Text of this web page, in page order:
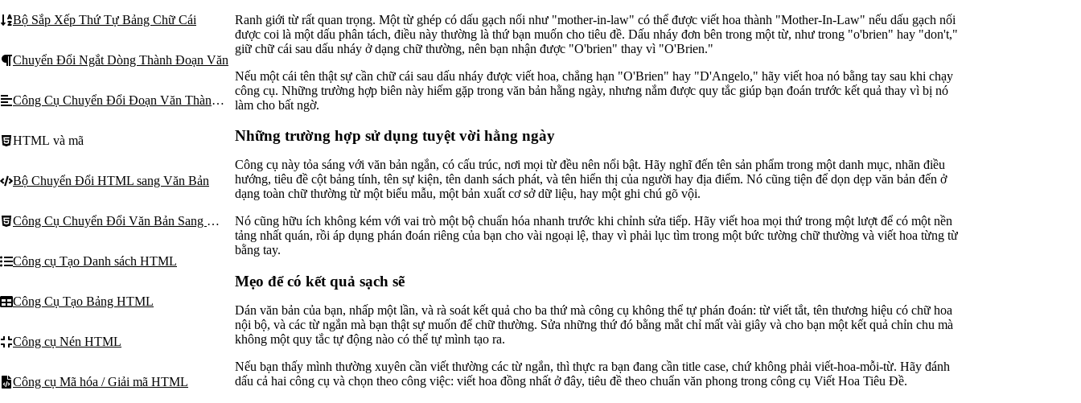
Bộ Sắp Xếp Thứ Tự Bảng Chữ Cái
Chuyển Đổi Ngắt Dòng Thành Đoạn Văn
Công Cụ Chuyển Đổi Đoạn Văn Thành Một Dòng
HTML và mã
Bộ Chuyển Đổi HTML sang Văn Bản
Công Cụ Chuyển Đổi Văn Bản Sang HTML
Công cụ Tạo Danh sách HTML
Công Cụ Tạo Bảng HTML
Công cụ Nén HTML
Công cụ Mã hóa / Giải mã HTML
Ranh giới từ rất quan trọng. Một từ ghép có dấu gạch nối như "mother-in-law" có thể được viết hoa thành "Mother-In-Law" nếu dấu gạch nối
được coi là một dấu phân tách, điều này thường là thứ bạn muốn cho tiêu đề. Dấu nháy đơn bên trong một từ, như trong "o'brien" hay "don't,"
giữ chữ cái sau dấu nháy ở dạng chữ thường, nên bạn nhận được "O'brien" thay vì "O'Brien."
Nếu một cái tên thật sự cần chữ cái sau dấu nháy được viết hoa, chẳng hạn "O'Brien" hay "D'Angelo," hãy viết hoa nó bằng tay sau khi chạy
công cụ. Những trường hợp biên này hiếm gặp trong văn bản hằng ngày, nhưng nắm được quy tắc giúp bạn đoán trước kết quả thay vì bị nó
làm cho bất ngờ.
Những trường hợp sử dụng tuyệt vời hằng ngày
Công cụ này tỏa sáng với văn bản ngắn, có cấu trúc, nơi mọi từ đều nên nổi bật. Hãy nghĩ đến tên sản phẩm trong một danh mục, nhãn điều
hướng, tiêu đề cột bảng tính, tên sự kiện, tên danh sách phát, và tên hiển thị của người hay địa điểm. Nó cũng tiện để dọn dẹp văn bản đến ở
dạng toàn chữ thường từ một biểu mẫu, một bản xuất cơ sở dữ liệu, hay một ghi chú gõ vội.
Nó cũng hữu ích không kém với vai trò một bộ chuẩn hóa nhanh trước khi chỉnh sửa tiếp. Hãy viết hoa mọi thứ trong một lượt để có một nền
tảng nhất quán, rồi áp dụng phán đoán riêng của bạn cho vài ngoại lệ, thay vì phải lục tìm trong một bức tường chữ thường và viết hoa từng từ
bằng tay.
Mẹo để có kết quả sạch sẽ
Dán văn bản của bạn, nhấp một lần, và rà soát kết quả cho ba thứ mà công cụ không thể tự phán đoán: từ viết tắt, tên thương hiệu có chữ hoa
nội bộ, và các từ ngắn mà bạn thật sự muốn để chữ thường. Sửa những thứ đó bằng mắt chỉ mất vài giây và cho bạn một kết quả chỉn chu mà
không một quy tắc tự động nào có thể tự mình tạo ra.
Nếu bạn thấy mình thường xuyên cần viết thường các từ ngắn, thì thực ra bạn đang cần title case, chứ không phải viết-hoa-mỗi-từ. Hãy đánh
dấu cả hai công cụ và chọn theo công việc: viết hoa đồng nhất ở đây, tiêu đề theo chuẩn văn phong trong công cụ Viết Hoa Tiêu Đề.